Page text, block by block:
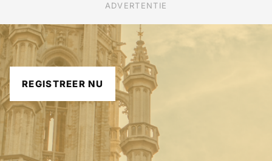
ADVERTENTIE
REGISTREER NU